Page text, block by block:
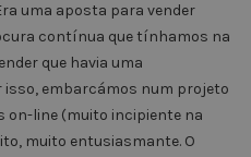
uma aposta para vender
contínua que tínhamos na
que havia uma
embarcámos num projeto
on-line (muito incipiente na
muito entusiasmante. O